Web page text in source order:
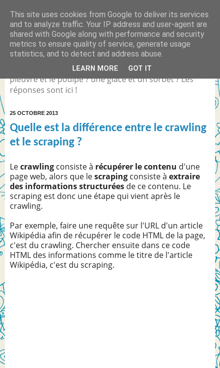
Quelle est la différence
entre... ?
Différence entre Coca Light et le Coca Zéro ? la
pieuvre et le poulpe ? une glace et un sorbet ? Les
réponses sont ici !
25 OCTOBRE 2013
Quelle est la différence entre le crawling
et le scraping ?
Lecrawling consiste à récupérer le contenu d'une
page web, alors que lescraping consiste à extraire
des informations structurées de ce contenu. Le
scraping est donc une étape qui vient après le
crawling.
Par exemple, faire une requête sur l'URL d'un article
Wikipédia afin de récupérer le code HTML de la page,
c'est du crawling. Chercher ensuite dans ce code
HTML des informations comme le titre de l'article
Wikipédia, c'est du scraping.
This site uses cookies from Google to deliver its services
and to analyze traffic. Your IP address and user-agent are
shared with Google along with performance and security
metrics to ensure quality of service, generate usage
statistics, and to detect and address abuse.
LEARN MORE GOT IT